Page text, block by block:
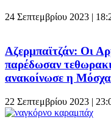
24 Σεπτεμβρίου 2023 |
Αζερμπαϊτζάν: Οι
παρέδωσαν
ανακοίνωσε η Μόσχα
22 Σεπτεμβρίου 2023 |